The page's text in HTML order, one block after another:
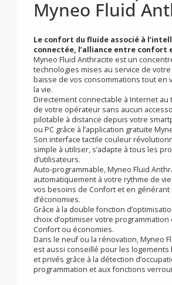
intelligent et
à fluide
Myneo Fluid
Le confort du fluide associé à
connectée, l’alliance entre
Myneo Fluid Anthracite est un
technologies mises au service de
baisse de vos consommations
la vie.
Directement connectable à
de votre opérateur sans aucun
pilotable à distance depuis votre
ou PC grâce à l’application gratuite
Son interface tactile couleur
simple à utiliser, s’adapte à tous
d’utilisateurs.
Auto-programmable, Myneo Fluid
automatiquement à votre rythme
vos besoins de Confort et en
d’économies.